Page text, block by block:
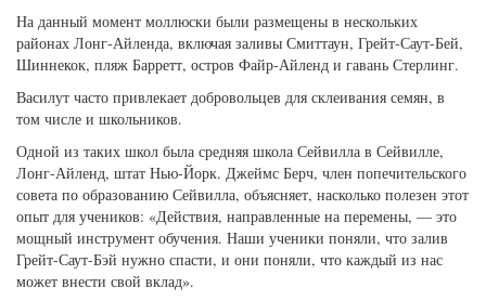
На данный момент моллюски были размещены в нескольких
районах Лонг-Айленда, включая заливы Смиттаун, Грейт-Саут-Бей,
Шиннекок, пляж Барретт, остров Файр-Айленд и гавань Стерлинг.
Василут часто привлекает добровольцев для склеивания семян, в
том числе и школьников.
Одной из таких школ была средняя школа Сейвилла в Сейвилле,
Лонг-Айленд, штат Нью-Йорк. Джеймс Берч, член попечительского
совета по образованию Сейвилла, объясняет, насколько полезен этот
опыт для учеников: «Действия, направленные на перемены, — это
мощный инструмент обучения. Наши ученики поняли, что залив
Грейт-Саут-Бэй нужно спасти, и они поняли, что каждый из нас
может внести свой вклад».